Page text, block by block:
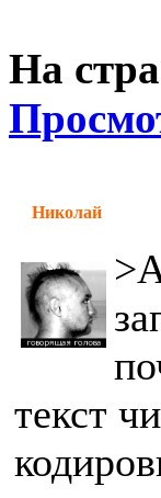
На
Николай
текст